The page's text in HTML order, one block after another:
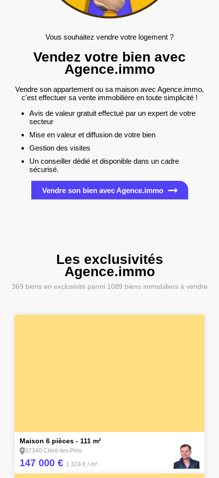
Vous souhaitez vendre votre logement ?
Vendez votre bien avec
Agence.immo
Vendre son appartement ou sa maison avec Agence.immo,
c'est effectuer sa vente immobilière en toute simplicité !
Avis de valeur gratuit effectué par un expert de votre
secteur
Mise en valeur et diffusion de votre bien
Gestion des visites
Un conseiller dédié et disponible dans un cadre
sécurisé.
Vendre son bien avec Agence.immo
Les exclusivités
Agence.immo
369 biens en exclusivité parmi 1089 biens immobiliers à vendre
Maison 6 pièces - 111 m²
37340 Cléré-les-Pins
147 000 € 1 324 € / m²